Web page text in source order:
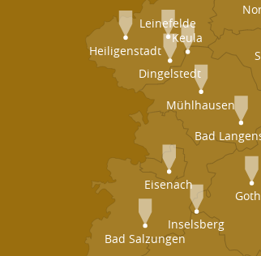
Inselsberg
Bad Salzungen
Eisenach
Bad
Mühlhausen
Keula
Dingelstedt
Leinefelde
Heiligenstadt